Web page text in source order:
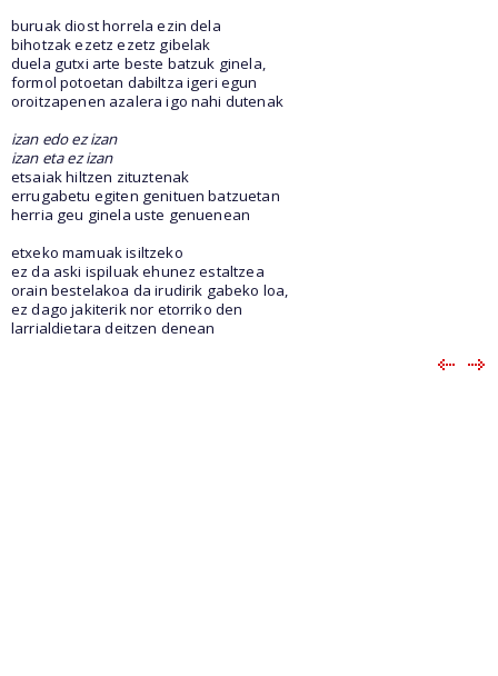
buruak diost horrela ezin dela
bihotzak ezetz ezetz gibelak
duela gutxi arte beste batzuk ginela,
formol potoetan dabiltza igeri egun
oroitzapenen azalera igo nahi dutenak
izan edo ez izan
izan eta ez izan
etsaiak hiltzen zituztenak
errugabetu egiten genituen batzuetan
herria geu ginela uste genuenean
etxeko mamuak isiltzeko
ez da aski ispiluak ehunez estaltzea
orain bestelakoa da irudirik gabeko loa,
ez dago jakiterik nor etorriko den
larrialdietara deitzen denean